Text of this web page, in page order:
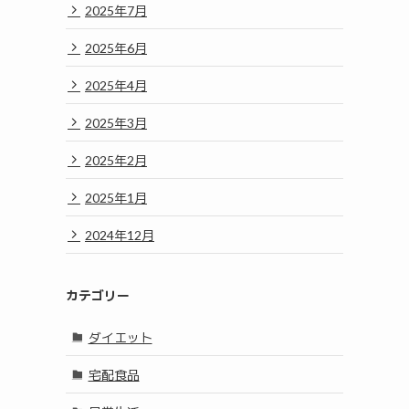
2025年7月
2025年6月
2025年4月
2025年3月
2025年2月
2025年1月
2024年12月
カテゴリー
ダイエット
宅配食品